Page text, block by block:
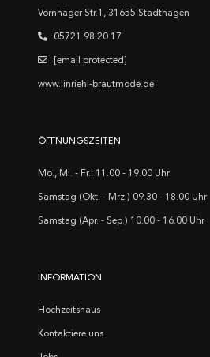
Vornhäger Str.1, 31655 Stadthagen
05721 98 20 17
[email protected]
www.linriehl-brautmode.de
ÖFFNUNGSZEITEN
Mo., Mi. - Fr.: 11.00 - 19.00 Uhr
Samstag (Okt. - Mrz.) 09.30 - 18.00 Uhr
Samstag (Apr. - Sep.) 10.00 - 16.00 Uhr
INFORMATION
Hochzeitshaus
Kontaktiere uns